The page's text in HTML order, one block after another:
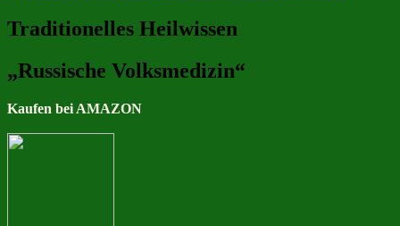
Traditionelles Heilwissen
„Russische Volksmedizin“
Kaufen bei AMAZON